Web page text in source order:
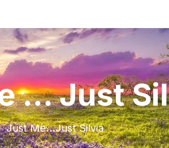
... Just
Just Me…Just Silvia